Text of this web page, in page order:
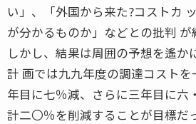
い」、「外国から来た?コストカ
が分かるものか」などとの批判 が
しかし、結果は周囲の予想を遙か
計 画では九九年度の調達コスト
年目に七％減、さらに三年目に六
計二〇％を削減することが目標だ